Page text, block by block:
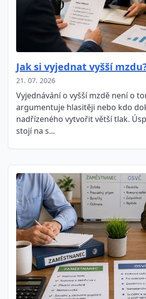
Jak si vyjednat vyšší
21. 07. 2026
Vyjednávání o vyšší mzdě není o
argumentuje hlasitěji nebo kdo
nadřízeného vytvořit větší tlak.
stojí na s...